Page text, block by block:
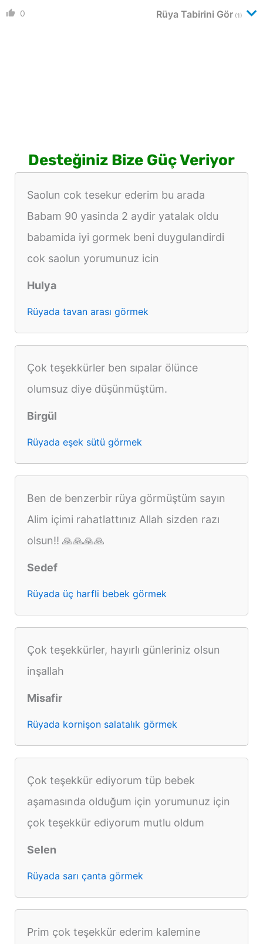
0 Rüya Tabirini Gör (1)
Desteğiniz Bize Güç Veriyor
Saolun cok tesekur ederim bu arada
Babam 90 yasinda 2 aydir yatalak oldu
babamida iyi gormek beni duygulandirdi
cok saolun yorumunuz icin
Hulya
Rüyada tavan arası görmek
Çok teşekkürler ben sıpalar ölünce
olumsuz diye düşünmüştüm.
Birgül
Rüyada eşek sütü görmek
Ben de benzerbir rüya görmüştüm sayın
Alim içimi rahatlattınız Allah sizden razı
olsun!! 🙏🙏🙏🙏
Sedef
Rüyada üç harfli bebek görmek
Çok teşekkürler, hayırlı günleriniz olsun
inşallah
Misafir
Rüyada kornişon salatalık görmek
Çok teşekkür ediyorum tüp bebek
aşamasında olduğum için yorumunuz için
çok teşekkür ediyorum mutlu oldum
Selen
Rüyada sarı çanta görmek
Prim çok teşekkür ederim kalemine